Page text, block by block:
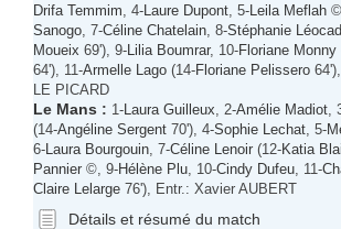
Drifa Temmim , 4- Laure Dupont , 5- Leila Meflah
Sanogo , 7-Céline Chatelain , 8-Stéphanie
Moueix 69'), 9- Lilia Boumrar, 10-Floriane Monny
64'), 11-Armelle Lago (14-Floriane Pelissero
LE PICARD
Le Mans : 1- Laura Guilleux , 2-Amélie Madiot ,
(14-Angéline Sergent 70'), 4-Sophie Lechat , 5-
6- Laura Bourgouin , 7-Céline Lenoir (12-Katia
Pannier ©, 9-Hélène Plu , 10-Cindy Dufeu , 11-
Claire Lelarge 76'), Entr.: Xavier AUBERT
Détails et résumé du match